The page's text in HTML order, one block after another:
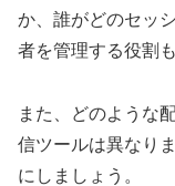
か、誰がどのセッ
者を管理する役割
また、どのような
信ツールは異なり
にしましょう。